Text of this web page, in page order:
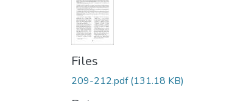
Files
209-212.pdf(131.18 KB)